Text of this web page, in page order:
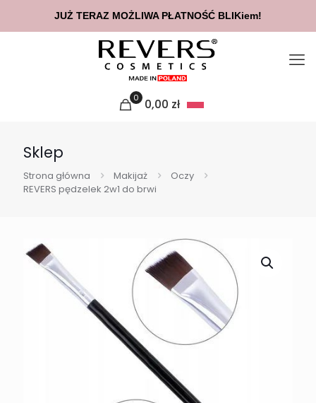
0 0,00 zł
Sklep
Strona główna Makijaż
Oczy
REVERS pędzelek 2w1 do brwi
JUŻ TERAZ MOŻLIWA PŁATNOŚĆ BLIKiem!